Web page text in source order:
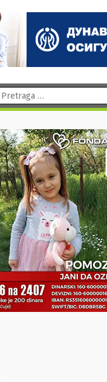
Pretraga: